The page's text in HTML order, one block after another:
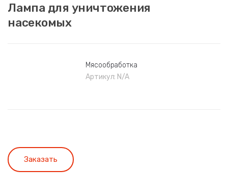
Лампа для уничтожения
насекомых
Мясообработка
Артикул: N/A
Заказать